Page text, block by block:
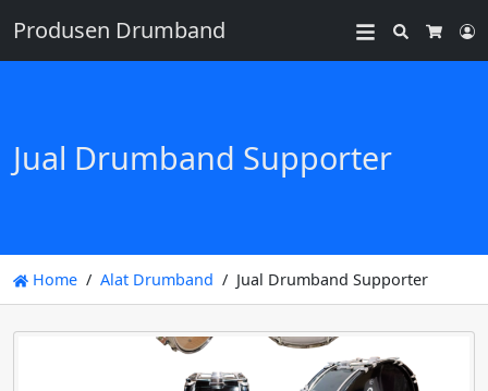
Produsen Drumband
Search
Jual Drumband Supporter
Home Alat Drumband Jual Drumband Supporter